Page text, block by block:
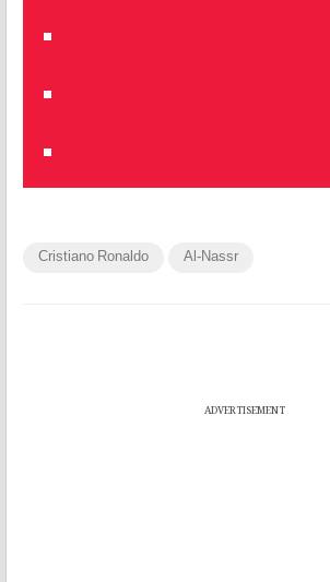
Cristiano Ronaldo Al-Nassr
ADVERTISEMENT